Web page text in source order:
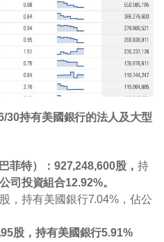
30持有美國銀行的法人及大型
菲特）：927,248,600股， 持
司投資組合12.92%。
，持有美國銀行7.04%， 佔公
股，持有美國銀行5.91%